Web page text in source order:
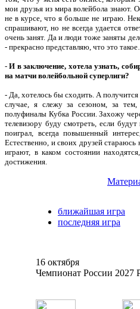
мои друзья из мира волейбола знают.
не в курсе, что я больше не играю.
спрашивают, но не всегда удается
очень занят. Да и люди тоже заняты
- прекрасно представляю, что это
-И в заключение, хотела узнать,
на матчи волейбольной суперлиги?
- Да, хотелось бы сходить. А
случае, я слежу за сезоном, за
полуфиналы Кубка России. Захожу
телевизору буду смотреть, если
поиграл, всегда повышенный
Естественно, и своих друзей стараюсь
играют, в каком состоянии
достижения.
ближайшая игра
последняя игра
16 октября
Чемпионат России 2027